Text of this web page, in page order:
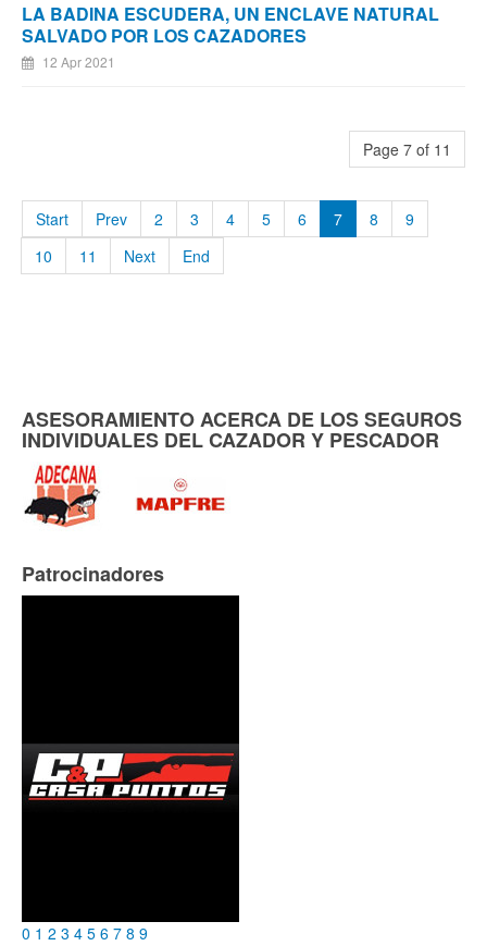
LA BADINA ESCUDERA, UN ENCLAVE NATURAL
SALVADO POR LOS CAZADORES
12 Apr 2021
Page 7 of 11
Start Prev 2 3 4 5 6 7 8
9
10
11 Next End
ASESORAMIENTO ACERCA DE LOS SEGUROS
INDIVIDUALES DEL CAZADOR Y PESCADOR
Patrocinadores
0 1 2 3 4 5 6 7 8 9